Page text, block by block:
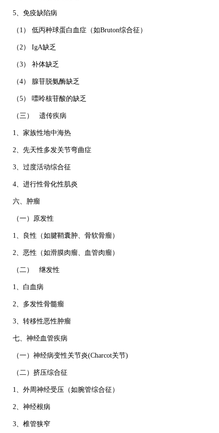
5、免疫缺陷病
（1） 低丙种球蛋白血症（如Bruton综合征）
（2） IgA缺乏
（3） 补体缺乏
（4） 腺苷脱氨酶缺乏
（5） 嘌呤核苷酸的缺乏
（三） 遗传疾病
1、家族性地中海热
2、先天性多发关节弯曲症
3、过度活动综合征
4、进行性骨化性肌炎
六、肿瘤
（一）原发性
1、良性（如腱鞘囊肿、骨软骨瘤）
2、恶性（如滑膜肉瘤、血管肉瘤）
（二） 继发性
1、白血病
2、多发性骨髓瘤
3、转移性恶性肿瘤
七、神经血管疾病
（一）神经病变性关节炎(Charcot关节)
（二）挤压综合征
1、外周神经受压（如腕管综合征）
2、神经根病
3、椎管狭窄